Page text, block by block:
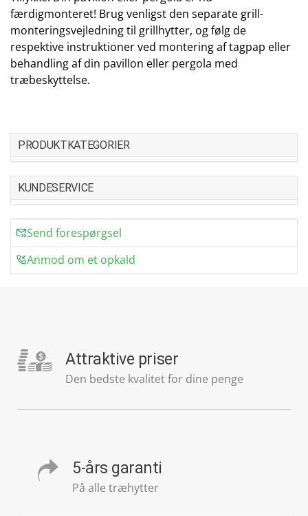
færdigmonteret! Brug venligst den separate grill-
monteringsvejledning til grillhytter, og følg de
respektive instruktioner ved montering af tagpap eller
behandling af din pavillon eller pergola med
træbeskyttelse.
PRODUKTKATEGORIER
KUNDESERVICE
Send forespørgsel
Anmod om et opkald
Attraktive priser
Den bedste kvalitet for dine penge
5-års garanti
På alle træhytter